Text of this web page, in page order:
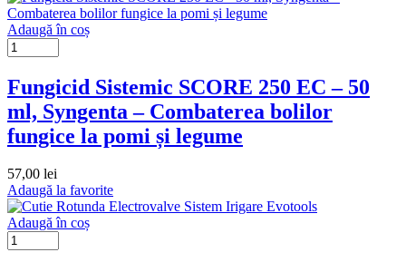
Adaugă în coș
Fungicid Sistemic SCORE 250 EC – 50
ml, Syngenta – Combaterea bolilor
fungice la pomi și legume
57,00 lei
Adaugă la favorite
Adaugă în coș